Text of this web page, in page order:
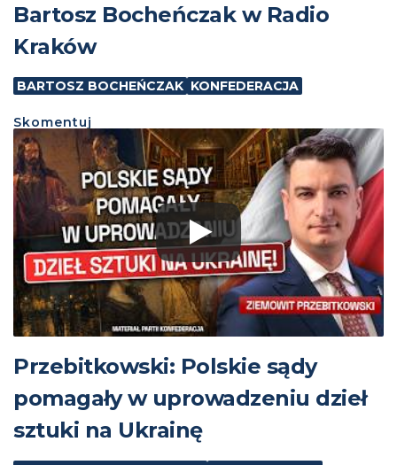
Bartosz Bocheńczak w Radio
Kraków
BARTOSZ BOCHEŃCZAK KONFEDERACJA
Skomentuj
Przebitkowski: Polskie sądy
pomagały w uprowadzeniu dzieł
sztuki na Ukrainę